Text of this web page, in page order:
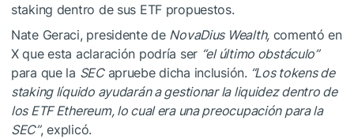
staking dentro de sus ETF propuestos.
Nate Geraci, presidente de NovaDius Wealth,comentó en
X que esta aclaración podría ser “el último obstáculo”
para que la SECapruebe dicha inclusión. “Los tokens de
staking líquido ayudarán a gestionar la liquidez dentro de
los ETF Ethereum, lo cual era una preocupación para la
SEC”, explicó.